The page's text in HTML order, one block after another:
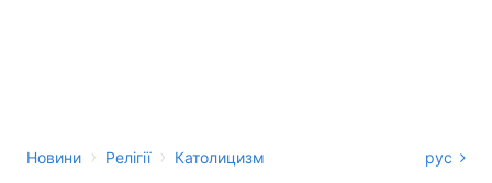
Новини › Релігії › Католицизм рус